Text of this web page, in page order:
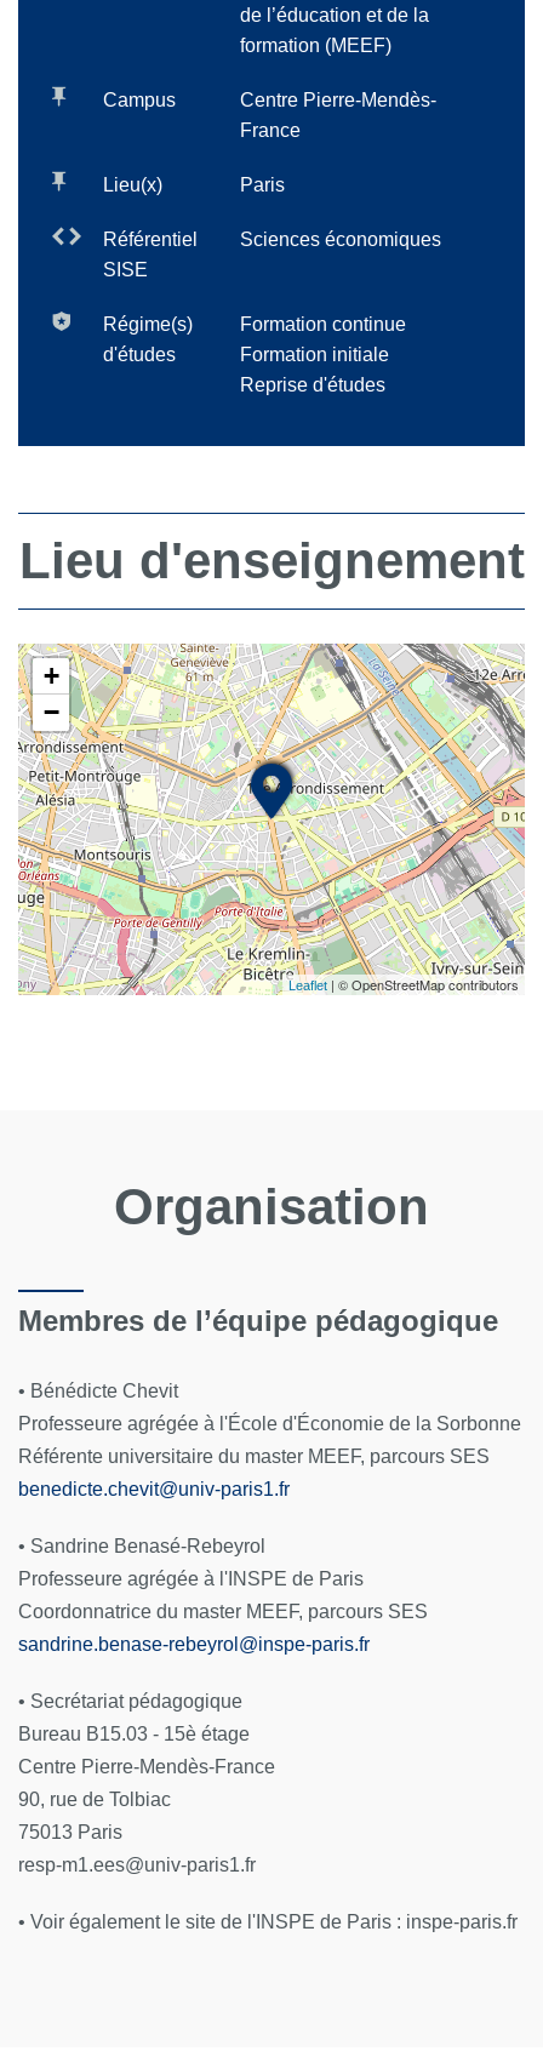
de l’éducation et de la
formation (MEEF)
Campus
Centre Pierre-Mendès-
France
Lieu(x) Paris
Référentiel
SISE
Sciences économiques
Régime(s)
d'études
Formation continue
Formation initiale
Reprise d'études
Lieu d'enseignement
+
−
Leaflet | © OpenStreetMap contributors
Organisation
Membres de l’équipe pédagogique
• Bénédicte Chevit
Professeure agrégée à l'École d'Économie de la Sorbonne
Référente universitaire du master MEEF, parcours SES
benedicte.chevit@univ-paris1.fr
• Sandrine Benasé-Rebeyrol
Professeure agrégée à l'INSPE de Paris
Coordonnatrice du master MEEF, parcours SES
sandrine.benase-rebeyrol @inspe-paris.fr
• Secrétariat pédagogique
Bureau B15.03 - 15è étage
Centre Pierre-Mendès-France
90, rue de Tolbiac
75013 Paris
resp-m1.ees@univ-paris1.fr
• Voir également le site de l'INSPE de Paris : inspe-paris.fr